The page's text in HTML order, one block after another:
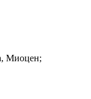
Миоцен;